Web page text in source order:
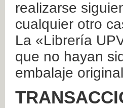
realizarse
cualquier otro
La «Librería
que no hayan
embalaje